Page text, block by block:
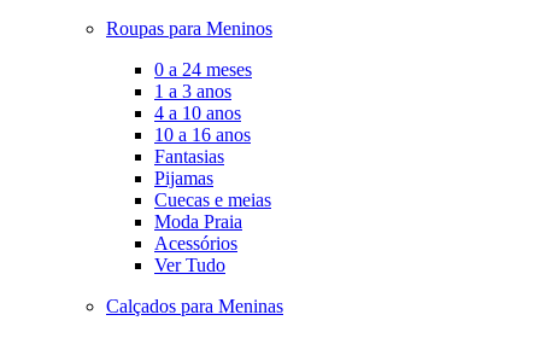
Roupas para Meninos
0 a 24 meses
1 a 3 anos
4 a 10 anos
10 a 16 anos
Fantasias
Pijamas
Cuecas e meias
Moda Praia
Acessórios
Ver Tudo
Calçados para Meninas